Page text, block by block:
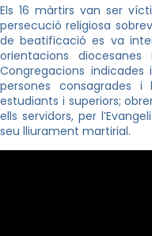
Els 16 màrtirs van ser
persecució religiosa
de beatificació es va
orientacions
Congregacions
persones consagrades
estudiants i superiors;
ells servidors, per
seu lliurament martirial.